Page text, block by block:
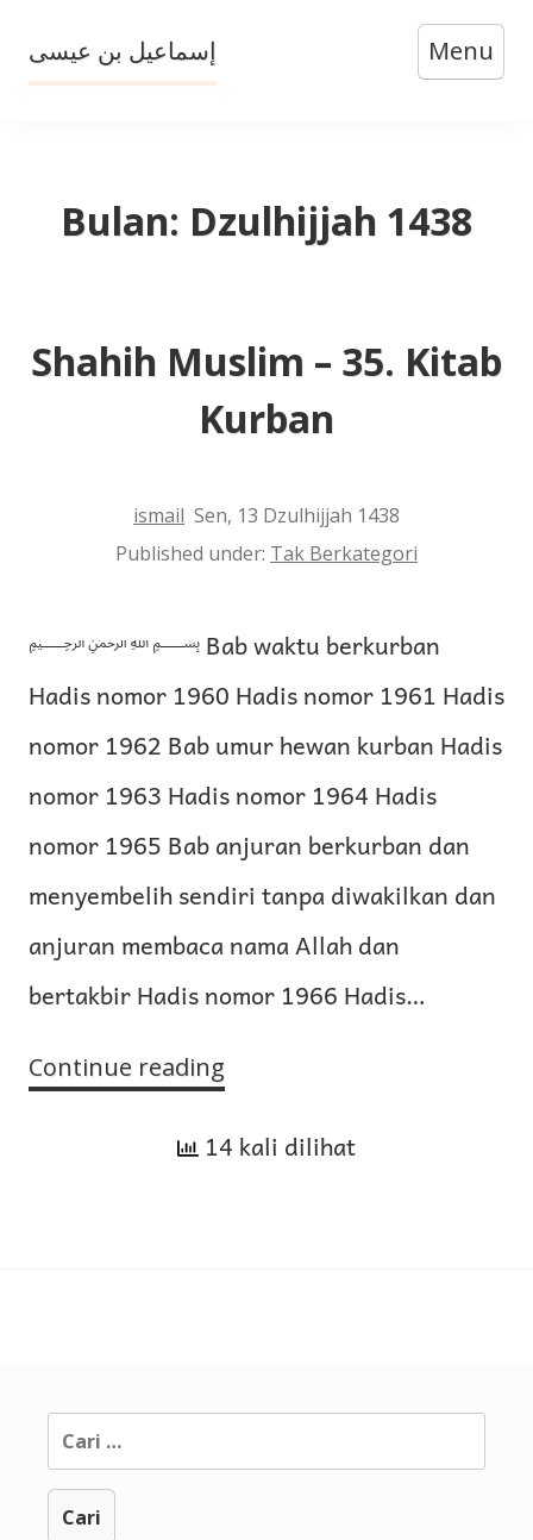
content
إسماعيل بن عيسى Menu
Bulan: Dzulhijjah 1438
Shahih Muslim – 35. Kitab
Kurban
ismail Sen, 13 Dzulhijjah 1438
Published under: Tak Berkategori
﷽ Bab waktu berkurban
Hadis nomor 1960 Hadis nomor 1961 Hadis
nomor 1962 Bab umur hewan kurban Hadis
nomor 1963 Hadis nomor 1964 Hadis
nomor 1965 Bab anjuran berkurban dan
menyembelih sendiri tanpa diwakilkan dan
anjuran membaca nama Allah dan
bertakbir Hadis nomor 1966 Hadis…
Continue reading
–
14 kali dilihat
Cari
untuk: